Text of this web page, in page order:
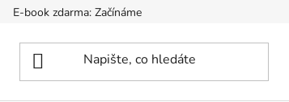
E-book zdarma: Začínáme s aromaterapií